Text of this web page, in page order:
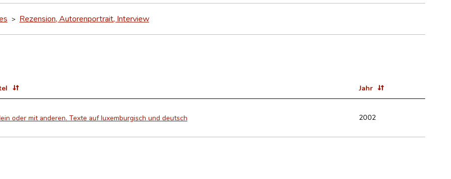
> Rezension, Autorenportrait, Interview
Jahr
oder mit anderen. Texte auf luxemburgisch und deutsch 2002